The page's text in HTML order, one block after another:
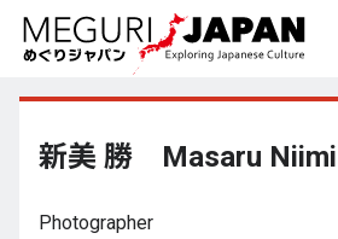
地域をめぐる
江戸・東京
文化を
新美 勝 Masaru Niimi
Photographer